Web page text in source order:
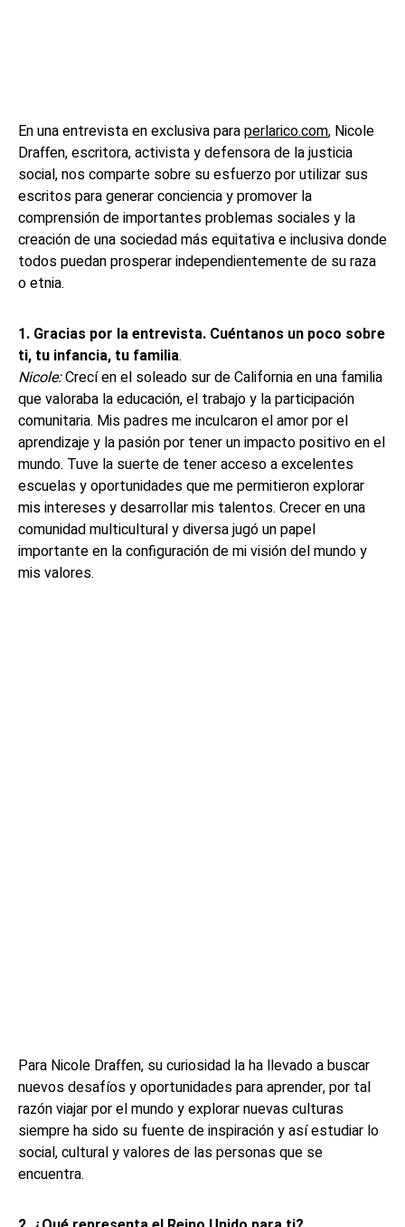
En una entrevista en exclusiva paraperlarico.com, Nicole
Draffen, escritora, activista y defensora de la justicia
social, nos comparte sobre su esfuerzo por utilizar sus
escritos para generar conciencia y promover la
comprensión de importantes problemas sociales y la
creación de una sociedad más equitativa e inclusiva donde
todos puedan prosperar independientemente de su raza
o etnia.
1. Gracias por la entrevista. Cuéntanos un poco sobre
ti, tu infancia, tu familia.
Nicole:Crecí en el soleado sur de California en una familia
que valoraba la educación, el trabajo y la participación
comunitaria. Mis padres me inculcaron el amor por el
aprendizaje y la pasión por tener un impacto positivo en el
mundo. Tuve la suerte de tener acceso a excelentes
escuelas y oportunidades que me permitieron explorar
mis intereses y desarrollar mis talentos. Crecer en una
comunidad multicultural y diversa jugó un papel
importante en la configuración de mi visión del mundo y
mis valores.
Para Nicole Draffen, su curiosidad la ha llevado a buscar
nuevos desafíos y oportunidades para aprender, por tal
razón viajar por el mundo y explorar nuevas culturas
siempre ha sido su fuente de inspiración y así estudiar lo
social, cultural y valores de las personas que se
encuentra.